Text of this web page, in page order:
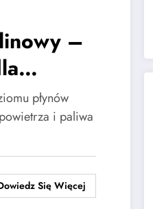
–
płynów
i paliwa
Się Więcej